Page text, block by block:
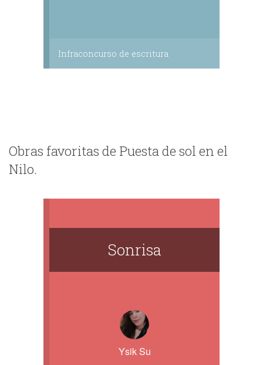
Infraconcurso de escritura
Obras favoritas de Puesta de sol en el
Nilo.
Sonrisa
Ysik Su